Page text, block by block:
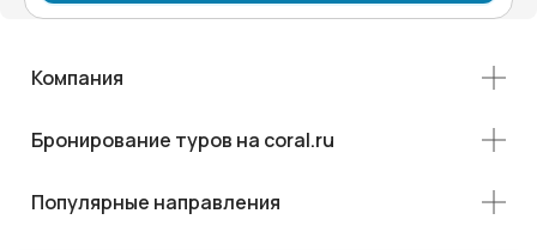
Компания
Бронирование туров на coral.ru
Популярные направления